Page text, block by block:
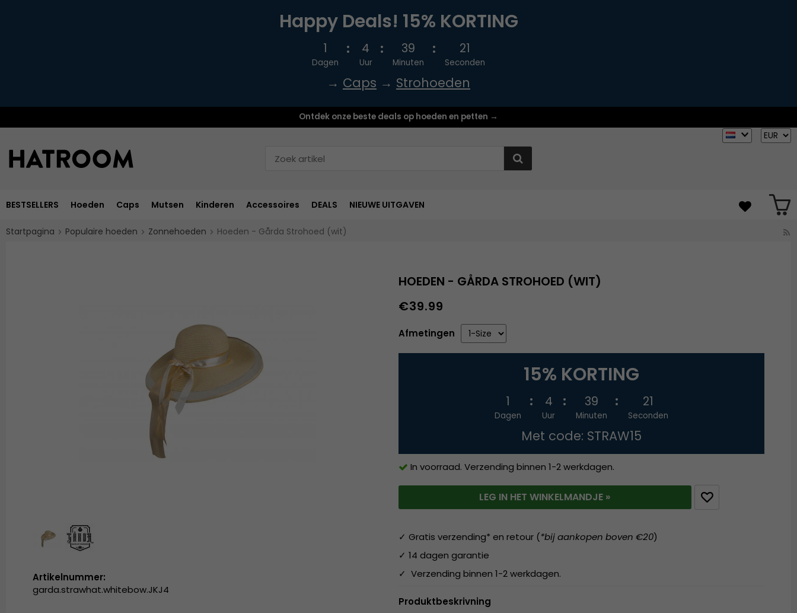
Happy Deals! 15% KORTING
1
Dagen
4
Uur
39
Minuten
20
Seconden
→ Caps → Strohoeden
Ontdek onze beste deals op hoeden en petten →
BESTSELLERS Hoeden Caps Mutsen Kinderen Accessoires DEALS NIEUWE UITGAVEN
Startpagina Populaire hoeden Zonnehoeden Hoeden - Gårda Strohoed (wit)
HOEDEN - GÅRDA STROHOED (WIT)
€39.99
Afmetingen
15% KORTING
1
Dagen
4
Uur
39
Minuten
20
Seconden
Met code: STRAW15
In voorraad. Verzending binnen 1-2 werkdagen.
LEG IN HET WINKELMANDJE »
✓ Gratis verzending* en retour (*bij aankopen boven €20)
✓ 14 dagen garantie
✓ Verzending binnen 1-2 werkdagen.
Produktbeskrivning
Artikelnummer:
garda.strawhat.whitebow.JKJ4